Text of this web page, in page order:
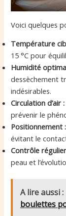
Voici quelques
Température
15 °C pour
Humidité
dessèchement
indésirables.
Circulation d’air :
prévenir le
Positionnement :
évitant le
Contrôle
peau et
A lire aussi :
boulettes